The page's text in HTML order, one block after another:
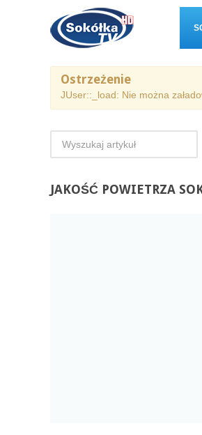
Ostrzeżenie
JUser::_load: Nie można
JAKOŚĆ POWIETRZA